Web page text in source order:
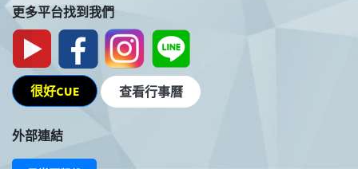
更多平台找到我們
很好CUE 查看行事曆
外部連結